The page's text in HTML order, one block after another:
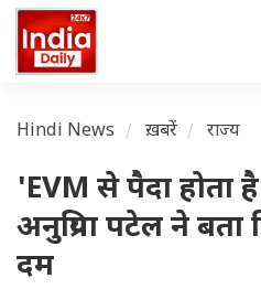
Hindi News ख़बरें राज्य
'EVM से पैदा होता
अनुप्रिया पटेल ने
दम